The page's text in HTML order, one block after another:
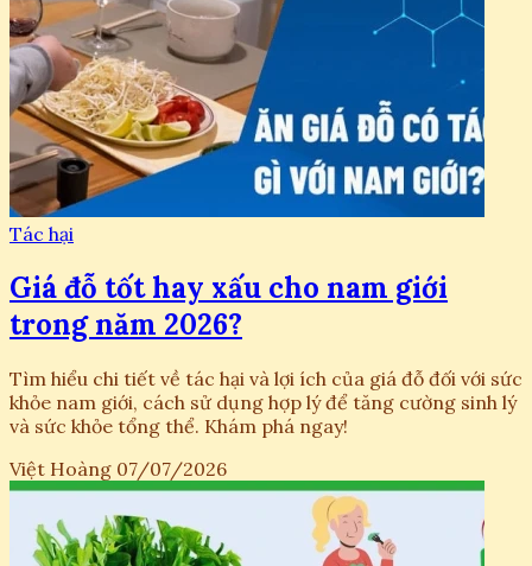
Tác hại
Giá đỗ tốt hay xấu cho nam giới
trong năm 2026?
Tìm hiểu chi tiết về tác hại và lợi ích của giá đỗ đối với sức
khỏe nam giới, cách sử dụng hợp lý để tăng cường sinh lý
và sức khỏe tổng thể. Khám phá ngay!
Việt Hoàng 07/07/2026